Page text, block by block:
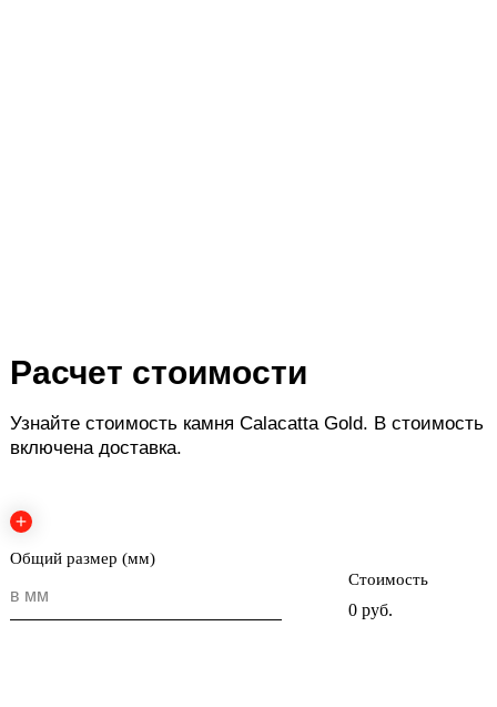
Расчет стоимости
Узнайте стоимость камня Calacatta Gold. В стоимость
включена доставка.
Общий размер (мм)
в мм
Стоимость
0 руб.